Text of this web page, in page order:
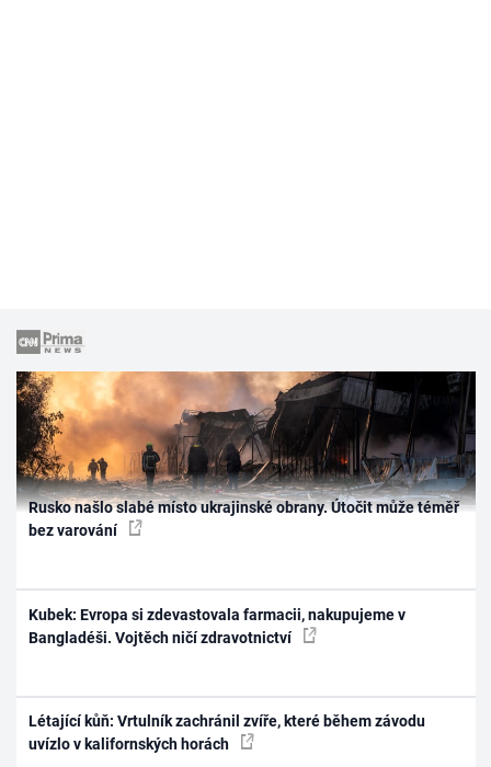
Rusko našlo slabé místo ukrajinské obrany. Útočit může téměř
bez varování
Kubek: Evropa si zdevastovala farmacii, nakupujeme v
Bangladéši. Vojtěch ničí zdravotnictví
Létající kůň: Vrtulník zachránil zvíře, které během závodu
uvízlo v kalifornských horách